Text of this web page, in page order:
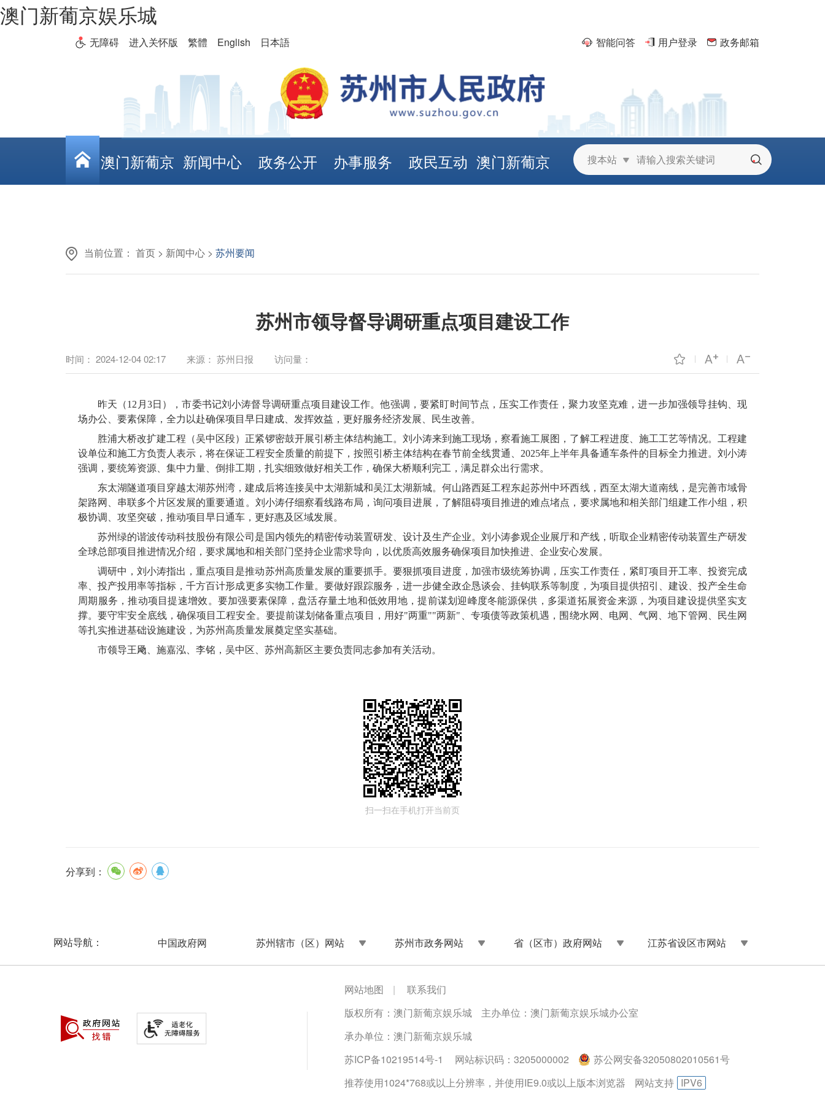
澳门新葡京娱乐城
无障碍 进入关怀版 繁體 English 日本語 智能问答 用户登录 政务邮箱
搜本站
澳门新葡京 新闻中心 政务公开 办事服务 政民互动 澳门新葡京
当前位置： 首页 > 新闻中心 > 苏州要闻
苏州市领导督导调研重点项目建设工作
时间： 2024-12-04 02:17 来源： 苏州日报 访问量：
昨天（12月3日），市委书记刘小涛督导调研重点项目建设工作。他强调，要紧盯时间节点，压实工作责任，聚力攻坚克难，进一步加强领导挂钩、现
场办公、要素保障，全力以赴确保项目早日建成、发挥效益，更好服务经济发展、民生改善。
胜浦大桥改扩建工程（吴中区段）正紧锣密鼓开展引桥主体结构施工。刘小涛来到施工现场，察看施工展图，了解工程进度、施工工艺等情况。工程建
设单位和施工方负责人表示，将在保证工程安全质量的前提下，按照引桥主体结构在春节前全线贯通、2025年上半年具备通车条件的目标全力推进。刘小涛
强调，要统筹资源、集中力量、倒排工期，扎实细致做好相关工作，确保大桥顺利完工，满足群众出行需求。
东太湖隧道项目穿越太湖苏州湾，建成后将连接吴中太湖新城和吴江太湖新城。何山路西延工程东起苏州中环西线，西至太湖大道南线，是完善市域骨
架路网、串联多个片区发展的重要通道。刘小涛仔细察看线路布局，询问项目进展，了解阻碍项目推进的难点堵点，要求属地和相关部门组建工作小组，积
极协调、攻坚突破，推动项目早日通车，更好惠及区域发展。
苏州绿的谐波传动科技股份有限公司是国内领先的精密传动装置研发、设计及生产企业。刘小涛参观企业展厅和产线，听取企业精密传动装置生产研发
全球总部项目推进情况介绍，要求属地和相关部门坚持企业需求导向，以优质高效服务确保项目加快推进、企业安心发展。
调研中，刘小涛指出，重点项目是推动苏州高质量发展的重要抓手。要狠抓项目进度，加强市级统筹协调，压实工作责任，紧盯项目开工率、投资完成
率、投产投用率等指标，千方百计形成更多实物工作量。要做好跟踪服务，进一步健全政企恳谈会、挂钩联系等制度，为项目提供招引、建设、投产全生命
周期服务，推动项目提速增效。要加强要素保障，盘活存量土地和低效用地，提前谋划迎峰度冬能源保供，多渠道拓展资金来源，为项目建设提供坚实支
撑。要守牢安全底线，确保项目工程安全。要提前谋划储备重点项目，用好"两重""两新"、专项债等政策机遇，围绕水网、电网、气网、地下管网、民生网
等扎实推进基础设施建设，为苏州高质量发展奠定坚实基础。
市领导王飏、施嘉泓、李铭，吴中区、苏州高新区主要负责同志参加有关活动。
扫一扫在手机打开当前页
分享到：
网站导航： 中国政府网 苏州辖市（区）网站 苏州市政务网站 省（区市）政府网站 江苏省设区市网站
网站地图 |
联系我们
版权所有：澳门新葡京娱乐城
主办单位：澳门新葡京娱乐城办公室
承办单位：澳门新葡京娱乐城
苏ICP备10219514号-1
网站标识码：3205000002
苏公网安备32050802010561号
推荐使用1024*768或以上分辨率，并使用IE9.0或以上版本浏览器
网站支持 IPV6